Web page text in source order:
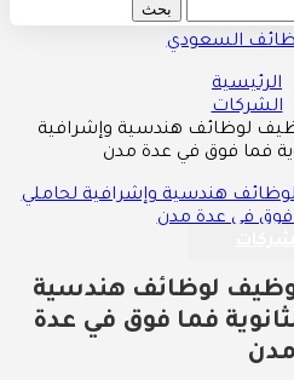
الرئيسية
الشركات
لوظائف هندسية وإشرافية
فما فوق في عدة مدن
لوظائف هندسية
فما فوق في عدة
مدن